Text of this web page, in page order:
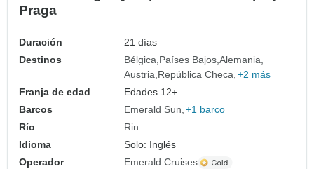
Praga
Duración
21 días
Destinos
Bélgica Países Bajos Alemania
Austria República Checa +2 más
Franja de edad
Edades 12+
Barcos
Emerald Sun +1 barco
Río
Rin
Idioma
Solo: Inglés
Operador
Emerald Cruises